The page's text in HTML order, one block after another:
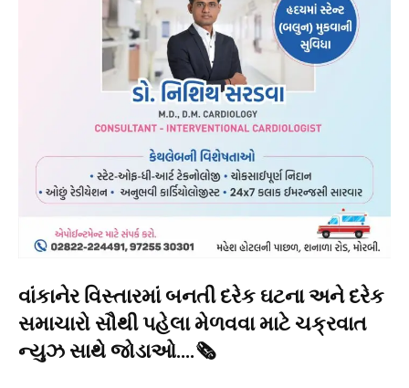
વાંકાનેર વિસ્તારમાં બનતી દરેક ઘટના અને દરેક
સમાચારો સૌથી પહેલા મેળવવા માટે ચક્રવાત
ન્યુઝ સાથે જોડાઓ….🗞️